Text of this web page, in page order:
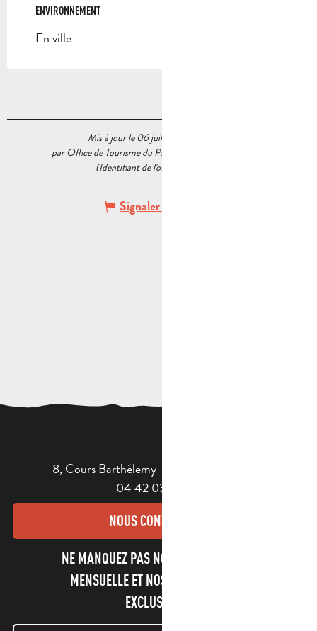
ENVIRONNEMENT
ENVIRONNEMENT
En ville
Mis à jour le 06 juillet 2026 à 09:23
par Office de Tourisme du Pays d’Aubagne et de l’Étoile
(Identifiant de l'offre :
Signaler une erreur
8, Cours Barthélemy - 13400 AUBAGNE
04 42 03 49 98
NOUS CONTACTER
NE MANQUEZ PAS NOTRE NEWSLETTER
MENSUELLE ET NOS INFORMATIONS
EXCLUSIVES !